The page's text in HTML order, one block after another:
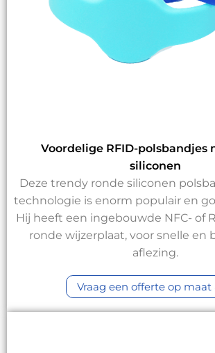
Voordelige RFID-polsbandjes
siliconen
Deze trendy ronde siliconen
technologie is enorm populair en
Hij heeft een ingebouwde NFC- of
ronde wijzerplaat, voor snelle en
aflezing.
Vraag een offerte op maat